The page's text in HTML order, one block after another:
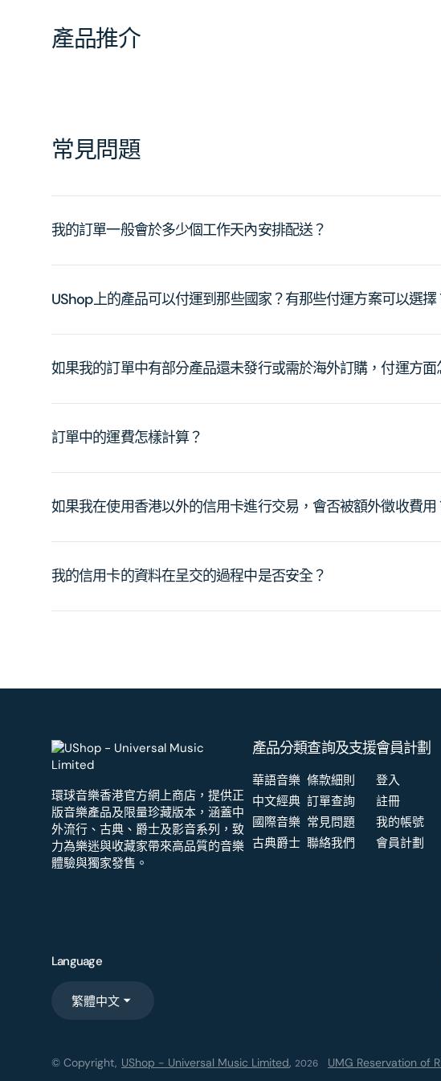
產品推介
常見問題
我的訂單一般會於多少個工作天內安排配送？
UShop上的產品可以付運到那些國家？有那些付運方案可以選擇
如果我的訂單中有部分產品還未發行或需於海外訂購，付運方面
訂單中的運費怎樣計算？
如果我在使用香港以外的信用卡進行交易，會否被額外徵收費用
我的信用卡的資料在呈交的過程中是否安全？
環球音樂香港官方網上商店，提供正
版音樂產品及限量珍藏版本，涵蓋中
外流行、古典、爵士及影音系列，致
力為樂迷與收藏家帶來高品質的音樂
體驗與獨家發售。
產品分類
華語音樂
中文經典
國際音樂
古典爵士
查詢及支援
條款細則
訂單查詢
常見問題
聯絡我們
會員計劃
登入
註冊
我的帳號
會員計劃
Language
繁體中文
© Copyright, UShop - Universal Music Limited, 2026 UMG Reservation of